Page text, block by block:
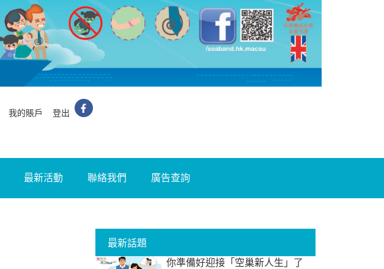
我的賬戶 登出
最新活動 聯絡我們 廣告查詢
最新話題
你準備好迎接「空巢新人生」了